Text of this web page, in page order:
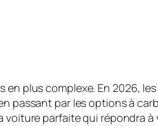
en plus complexe. En 2026,
passant par les options à
parfaite qui répondra à